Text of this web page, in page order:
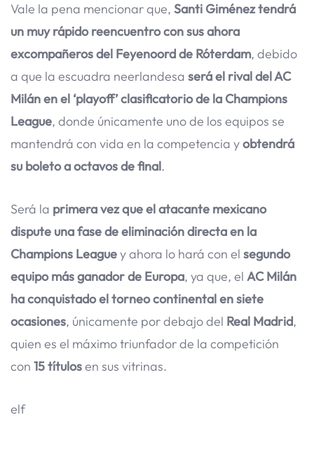
Vale la pena mencionar que, Santi Giménez tendrá
un muy rápido reencuentro con sus ahora
excompañeros del Feyenoord de Róterdam, debido
a que la escuadra neerlandesa será el rival del AC
Milán en el ‘playoff’ clasificatorio de la Champions
League, donde únicamente uno de los equipos se
mantendrá con vida en la competencia yobtendrá
su boleto a octavos de final.
Será la primera vez que el atacante mexicano
dispute una fase de eliminación directa en la
Champions Leaguey ahora lo hará con el segundo
equipo más ganador de Europa, ya que, el AC Milán
ha conquistado el torneo continental en siete
ocasiones, únicamente por debajo del Real Madrid,
quien es el máximo triunfador de la competición
con 15 títulosen sus vitrinas.
elf